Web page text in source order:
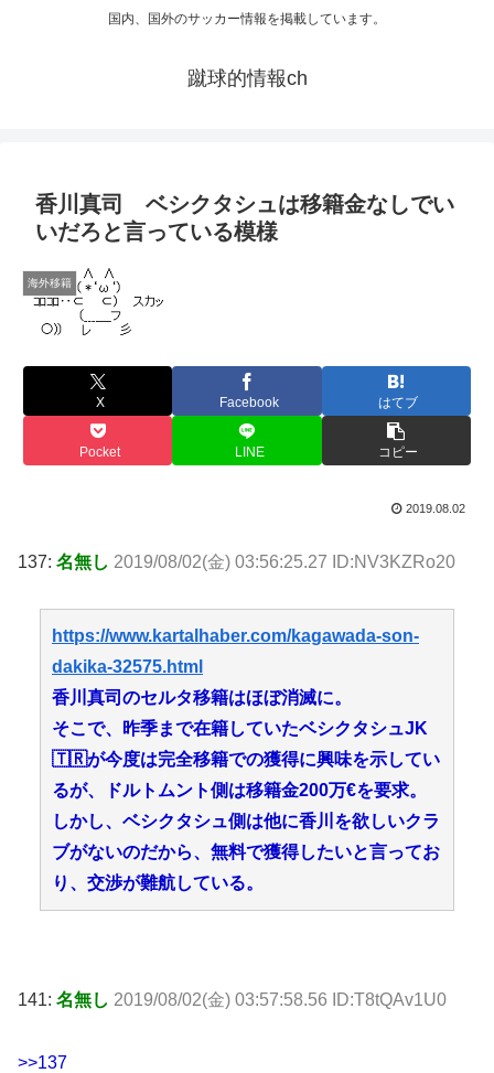
国内、国外のサッカー情報を掲載しています。
蹴球的情報ch
香川真司 ベシクタシュは移籍金なしでい
いだろと言っている模様
海外移籍
X Facebook はてブ
Pocket LINE コピー
2019.08.02
137: 名無し 2019/08/02(金) 03:56:25.27 ID:NV3KZRo20
https://www.kartalhaber.com/kagawada-son-
dakika-32575.html
香川真司のセルタ移籍はほぼ消滅に。
そこで、昨季まで在籍していたベシクタシュJK
🇹🇷が今度は完全移籍での獲得に興味を示してい
るが、ドルトムント側は移籍金200万€を要求。
しかし、ベシクタシュ側は他に香川を欲しいクラ
ブがないのだから、無料で獲得したいと言ってお
り、交渉が難航している。
141: 名無し 2019/08/02(金) 03:57:58.56 ID:T8tQAv1U0
>>137